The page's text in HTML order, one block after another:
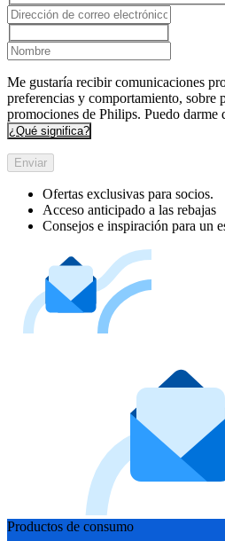
Me gustaría recibir comunicaciones
preferencias y comportamiento, sobre
promociones de Philips. Puedo darme
¿Qué significa?
Enviar
Ofertas exclusivas para socios.
Acceso anticipado a las rebajas
Consejos e inspiración para un
Productos de consumo